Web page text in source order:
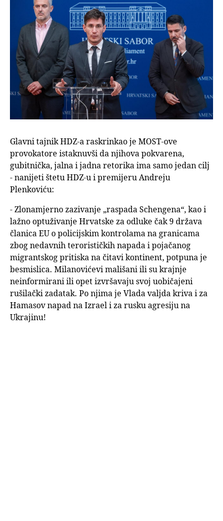
Glavni tajnik HDZ-a raskrinkao je MOST-ove
provokatore istaknuvši da njihova pokvarena,
gubitnička, jalna i jadna retorika ima samo jedan cilj
- nanijeti štetu HDZ-u i premijeru Andreju
Plenkoviću:
- Zlonamjerno zazivanje „raspada Schengena“, kao i
lažno optuživanje Hrvatske za odluke čak 9 država
članica EU o policijskim kontrolama na granicama
zbog nedavnih terorističkih napada i pojačanog
migrantskog pritiska na čitavi kontinent, potpuna je
besmislica. Milanovićevi mališani ili su krajnje
neinformirani ili opet izvršavaju svoj uobičajeni
rušilački zadatak. Po njima je Vlada valjda kriva i za
Hamasov napad na Izrael i za rusku agresiju na
Ukrajinu!